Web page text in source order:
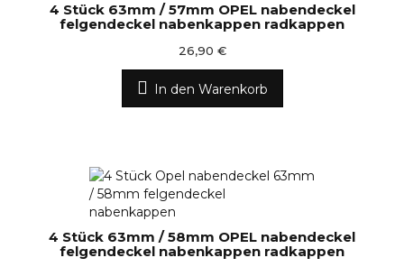
4 Stück 63mm / 57mm OPEL nabendeckel
felgendeckel nabenkappen radkappen
26,90 €
In den Warenkorb
4 Stück 63mm / 58mm OPEL nabendeckel
felgendeckel nabenkappen radkappen